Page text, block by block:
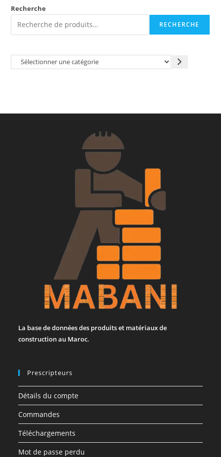
Recherche
RECHERCHE
La base de données des produits et matériaux de
construction au Maroc.
Prescripteurs
Détails du compte
Commandes
Téléchargements
Mot de passe perdu